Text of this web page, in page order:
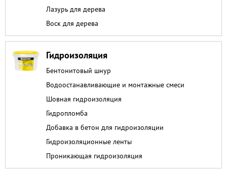
Лазурь для дерева
Воск для дерева
Гидроизоляция
Бентонитовый шнур
Водоостанавливающие и монтажные смеси
Шовная гидроизоляция
Гидропломба
Добавка в бетон для гидроизоляции
Гидроизоляционные ленты
Проникающая гидроизоляция